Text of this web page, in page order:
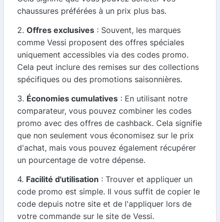
chaussures préférées à un prix plus bas.
2. Offres exclusives : Souvent, les marques
comme Vessi proposent des offres spéciales
uniquement accessibles via des codes promo.
Cela peut inclure des remises sur des collections
spécifiques ou des promotions saisonnières.
3. Économies cumulatives : En utilisant notre
comparateur, vous pouvez combiner les codes
promo avec des offres de cashback. Cela signifie
que non seulement vous économisez sur le prix
d'achat, mais vous pouvez également récupérer
un pourcentage de votre dépense.
4. Facilité d'utilisation : Trouver et appliquer un
code promo est simple. Il vous suffit de copier le
code depuis notre site et de l'appliquer lors de
votre commande sur le site de Vessi.